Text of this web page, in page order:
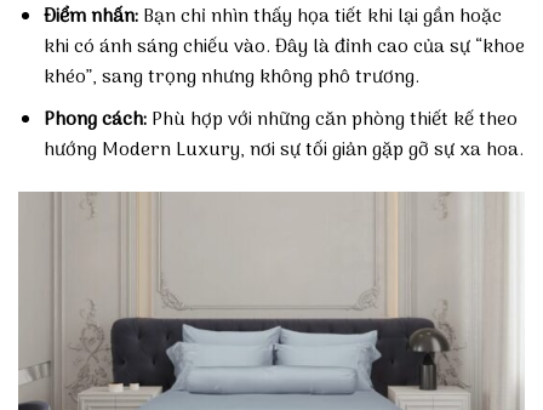
Điểm nhấn:Bạn chỉ nhìn thấy họa tiết khi lại gần hoặc
khi có ánh sáng chiếu vào. Đây là đỉnh cao của sự “khoe
khéo”, sang trọng nhưng không phô trương.
Phong cách:Phù hợp với những căn phòng thiết kế theo
hướng Modern Luxury, nơi sự tối giản gặp gỡ sự xa hoa.